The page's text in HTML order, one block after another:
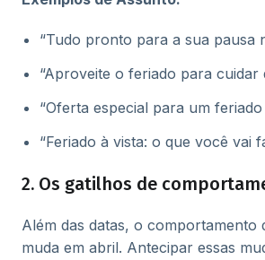
“Tudo pronto para a sua pausa
“Aproveite o feriado para cuidar
“Oferta especial para um
“Feriado à vista: o que você vai
2. Os gatilhos de
Além das datas, o comportamento
muda em abril. Antecipar essas